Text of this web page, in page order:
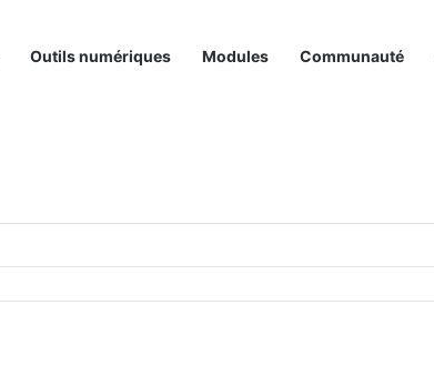
Outils numériques Modules Communauté